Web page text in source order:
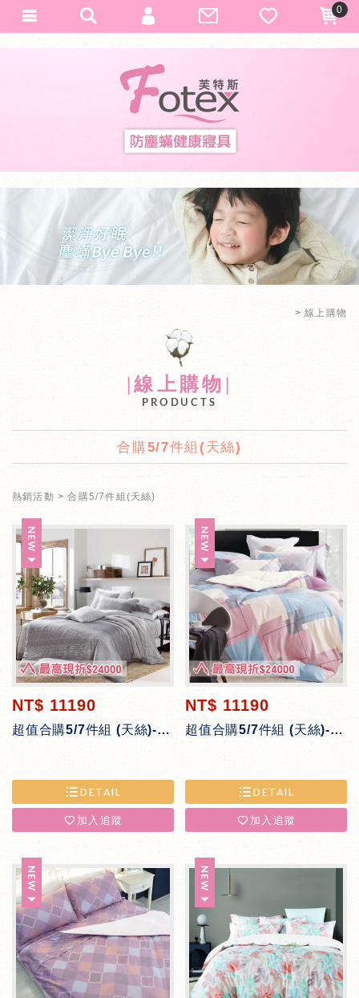
線上購物
|線上購物|
PRODUCTS
合購5/7件組(天絲)
熱銷活動 合購5/7件組(天絲)
NT$ 11190
超值合購5/7件組 (天絲)-銀河夜語
DETAIL
加入追蹤
NT$ 11190
超值合購5/7件組 (天絲)-彩虹幾何
DETAIL
加入追蹤
0
會員登入
加入會員
忘記密碼
訂單查詢
匯款通知